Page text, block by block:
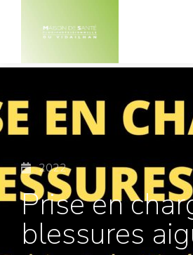
2022
Prise en
blessures